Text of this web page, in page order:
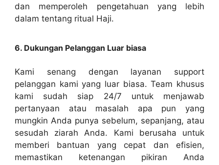
dan memperoleh pengetahuan yang lebih
dalam tentang ritual Haji.
6. Dukungan Pelanggan Luar biasa
Kami senang dengan layanan support
pelanggan kami yang luar biasa. Team khusus
kami sudah siap 24/7 untuk menjawab
pertanyaan atau masalah apa pun yang
mungkin Anda punya sebelum, sepanjang, atau
sesudah ziarah Anda. Kami berusaha untuk
memberi bantuan yang cepat dan efisien,
memastikan ketenangan pikiran Anda